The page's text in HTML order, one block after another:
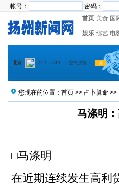
帐号： 密码：
首页 美食 国
娱乐 综艺 电
您现在的位置： 首页 >> 占卜算命 >>
马涤明
□马涤明
在近期连续发生高利